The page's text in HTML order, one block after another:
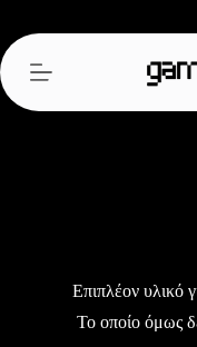
περιεχόμενο
Επιπλέον υλικό
Το οποίο όμως